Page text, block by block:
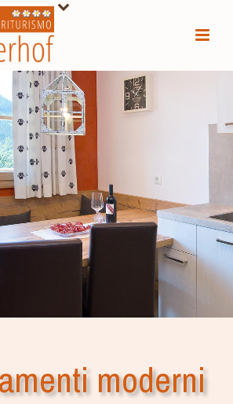
moderni